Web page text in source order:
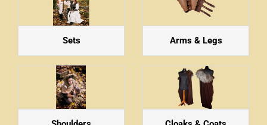
Sets Arms & Legs